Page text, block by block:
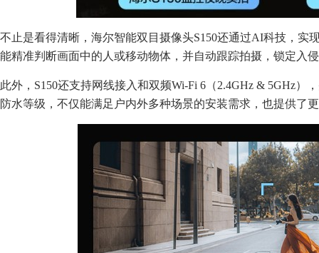
不止是看得清晰，海尔智能双目摄像头S150还通过AI科技，实
能精准判断画面中的人或移动物体，并自动跟踪拍摄，锁定入
此外，S150还支持网线接入和双频Wi-Fi 6（2.4GHz & 5GHz）
防水等级，不仅能满足户内外多种场景的安装需求，也提供了